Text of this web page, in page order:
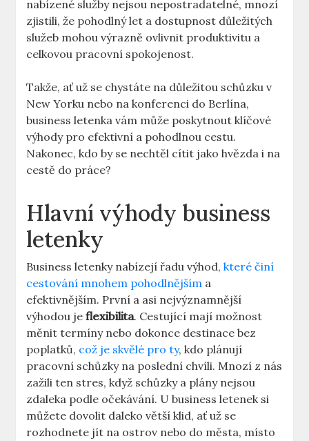
nabízené služby nejsou nepostradatelné, mnozí
zjistili, že pohodlný let a dostupnost důležitých
služeb mohou výrazně ovlivnit produktivitu a
celkovou pracovní spokojenost.
Takže, ať už se chystáte na důležitou schůzku v
New Yorku nebo na konferenci do Berlína,
business letenka vám může poskytnout klíčové
výhody pro efektivní a pohodlnou cestu.
Nakonec, kdo by se nechtěl cítit jako hvězda i na
cestě do práce?
Hlavní výhody business
letenky
Business letenky nabízejí řadu výhod,které činí
cestování mnohem pohodlnějším a
efektivnějším. První a asi nejvýznamnější
výhodou jeflexibilita. Cestující mají možnost
měnit termíny nebo dokonce destinace bez
poplatků, což je skvělé pro ty, kdo plánují
pracovní schůzky na poslední chvíli. Mnozí z nás
zažili ten stres, když schůzky a plány nejsou
zdaleka podle očekávání. U business letenek si
můžete dovolit daleko větší klid, ať už se
rozhodnete jít na ostrov nebo do města, místo